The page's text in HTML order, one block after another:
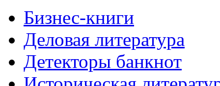
Бизнес-книги
Деловая литература
Детекторы банкнот